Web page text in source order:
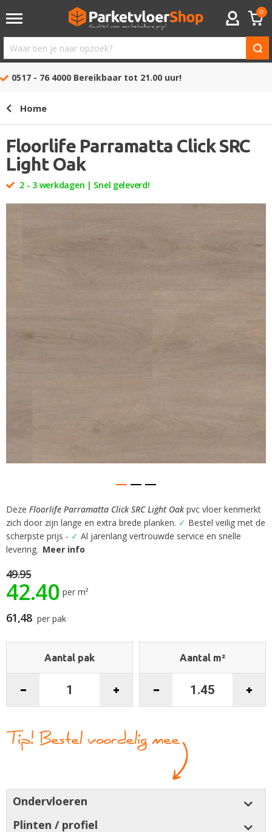
ACCOUNT
0
Waar
ben
opzoek?
0517 - 76 4000 Bereikbaar tot 21.00 uur!
Home
Floorlife Parramatta Click SRC
Light Oak
2 - 3 werkdagen | Snel geleverd!
Ga
naar
het
begin
de
afbeeldingen-
gallerij
Deze Floorlife Parramatta Click SRC Light Oakpvc vloer kenmerkt
zich door zijn lange en extra brede planken. ✓ Bestel veilig met de
scherpste prijs - ✓ Al jarenlang vertrouwde service en snelle
levering. Meer info
49.95
42.40 per m²
61,48 per pak
Aantal pak Aantal m²
Ondervloeren
Plinten / profiel